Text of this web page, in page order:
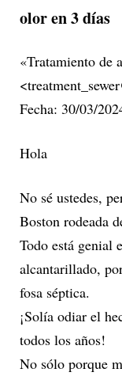
olor en 3 días
«Tratamiento de
Fecha: 30/03/
Hola
No sé ustedes,
Boston rodeada
Todo está genial
alcantarillado,
fosa séptica.
¡Solía odiar el
todos los años!
No sólo porque